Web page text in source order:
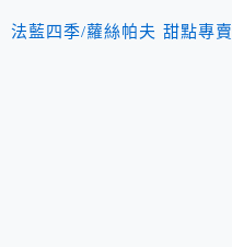
法藍四季/蘿絲帕夫 甜點專賣